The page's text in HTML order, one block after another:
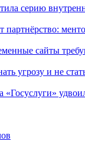
серию
партнёрство:
сайты
угрозу и не